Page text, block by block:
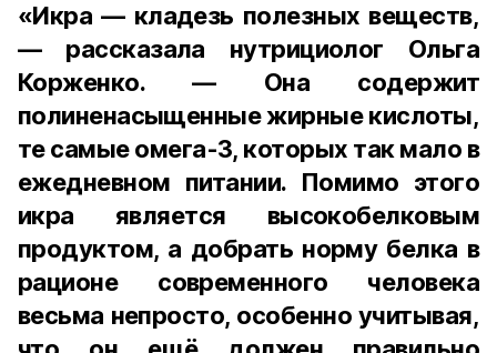
«Икра — кладезь полезных веществ,
— рассказала нутрициолог Ольга
Корженко. — Она содержит
полиненасыщенные жирные кислоты,
те самые омега-3, которых так мало в
ежедневном питании. Помимо этого
икра является высокобелковым
продуктом, а добрать норму белка в
рационе современного человека
весьма непросто, особенно учитывая,